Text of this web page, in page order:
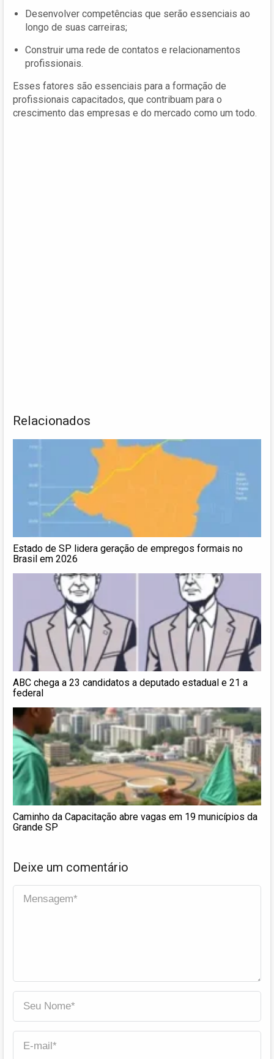
Desenvolver competências que serão essenciais ao
longo de suas carreiras;
Construir uma rede de contatos e relacionamentos
profissionais.
Esses fatores são essenciais para a formação de
profissionais capacitados, que contribuam para o
crescimento das empresas e do mercado como um todo.
Relacionados
Estado de SP lidera geração de empregos formais no
Brasil em 2026
ABC chega a 23 candidatos a deputado estadual e 21 a
federal
Caminho da Capacitação abre vagas em 19 municípios da
Grande SP
Deixe um comentário